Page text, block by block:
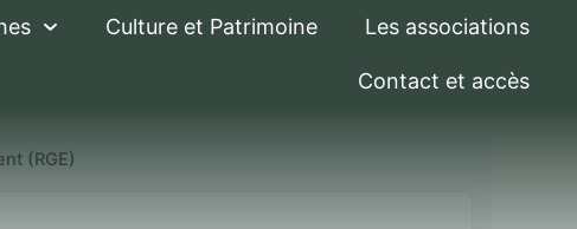
Culture et Patrimoine Les associations
Contact et accès
(RGE)